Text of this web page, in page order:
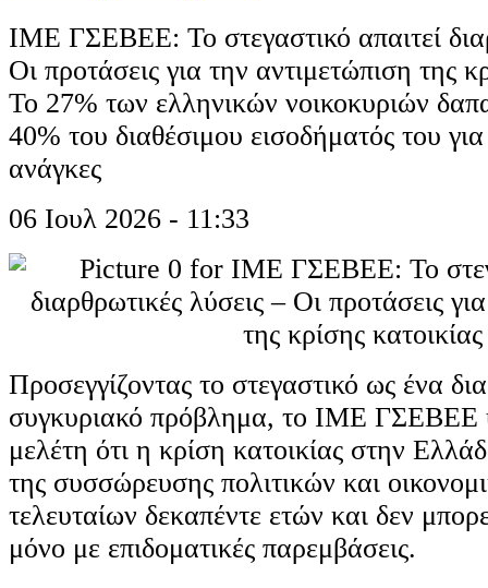
ΙΜΕ ΓΣΕΒΕΕ: Το στεγαστικό απαιτεί
Οι προτάσεις για την αντιμετώπιση της
Το 27% των ελληνικών νοικοκυριών
40% του διαθέσιμου εισοδήματός του για
ανάγκες
06 Ιουλ 2026 - 11:33
Προσεγγίζοντας το στεγαστικό ως ένα
συγκυριακό πρόβλημα, το ΙΜΕ ΓΣΕΒΕΕ
μελέτη ότι η κρίση κατοικίας στην
της συσσώρευσης πολιτικών και
τελευταίων δεκαπέντε ετών και δεν
μόνο με επιδοματικές παρεμβάσεις.